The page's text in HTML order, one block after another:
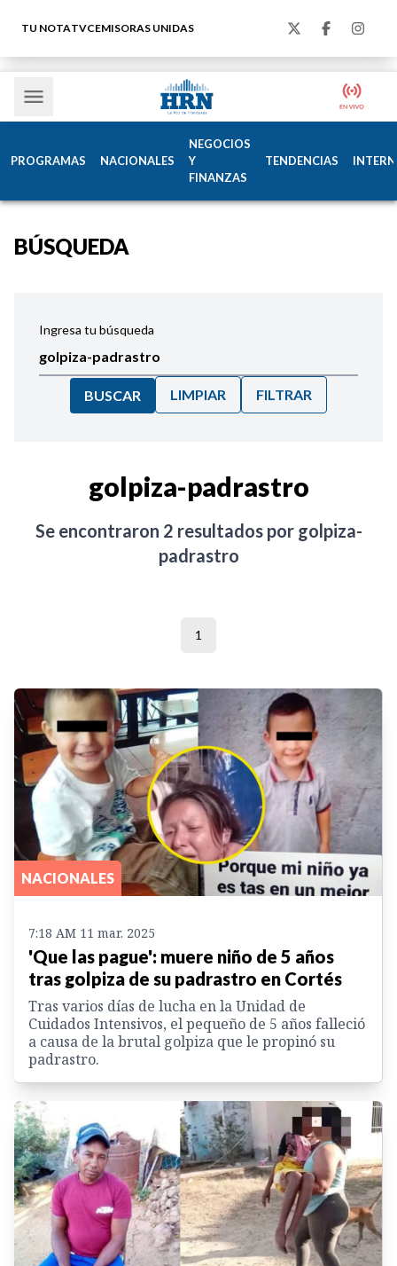
TU NOTATVCEMISORAS UNIDAS
PROGRAMAS NACIONALES
NEGOCIOS
Y
FINANZAS
TENDENCIAS
BÚSQUEDA
Ingresa tu búsqueda
BUSCAR LIMPIAR FILTRAR
golpiza-padrastro
Se encontraron 2 resultados por golpiza-
padrastro
1
NACIONALES
7:18 AM 11 mar. 2025
'Que las pague': muere niño de 5 años
tras golpiza de su padrastro en Cortés
Tras varios días de lucha en la Unidad de
Cuidados Intensivos, el pequeño de 5 años falleció
a causa de la brutal golpiza que le propinó su
padrastro.